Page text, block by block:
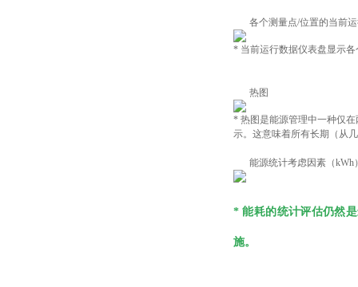
各个测量点/位置的当前
* 当前运行数据仪表盘显示
热图
* 热图是能源管理中一种仅
示。这意味着所有长期（从
能源统计考虑因素（kWh
* 能耗的统计评估仍然
施。